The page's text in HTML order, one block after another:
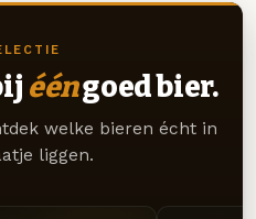
ééngoed bier.
welke bieren écht in
liggen.